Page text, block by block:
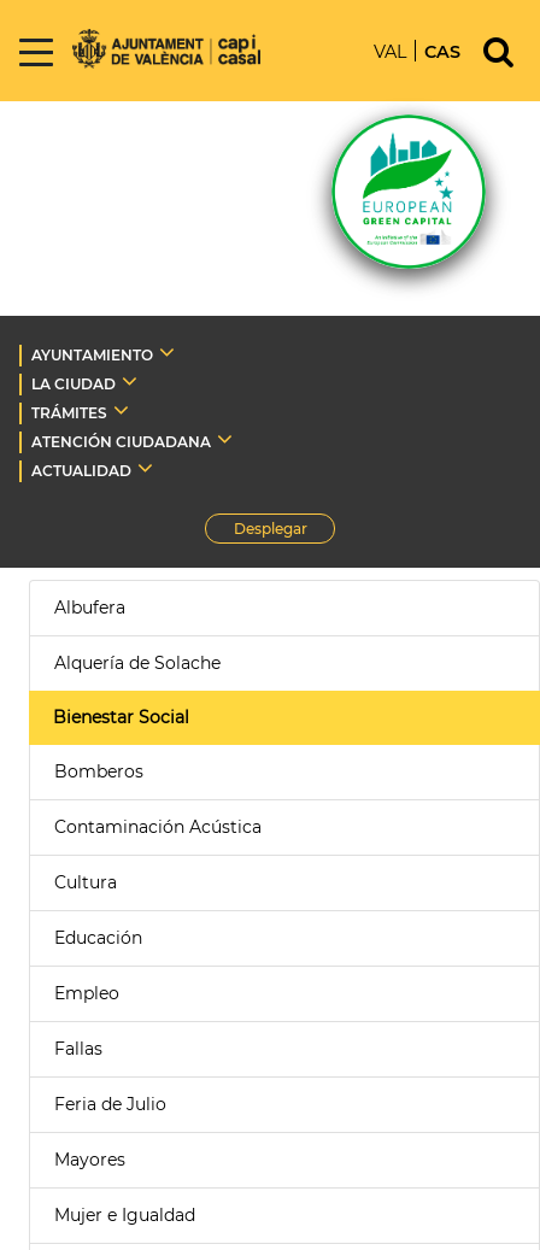
VAL CAS
AYUNTAMIENTO
LA CIUDAD
TRÁMITES
ATENCIÓN CIUDADANA
ACTUALIDAD
Desplegar
Albufera
Alquería de Solache
Bienestar Social
Bomberos
Contaminación Acústica
Cultura
Educación
Empleo
Fallas
Feria de Julio
Mayores
Mujer e Igualdad